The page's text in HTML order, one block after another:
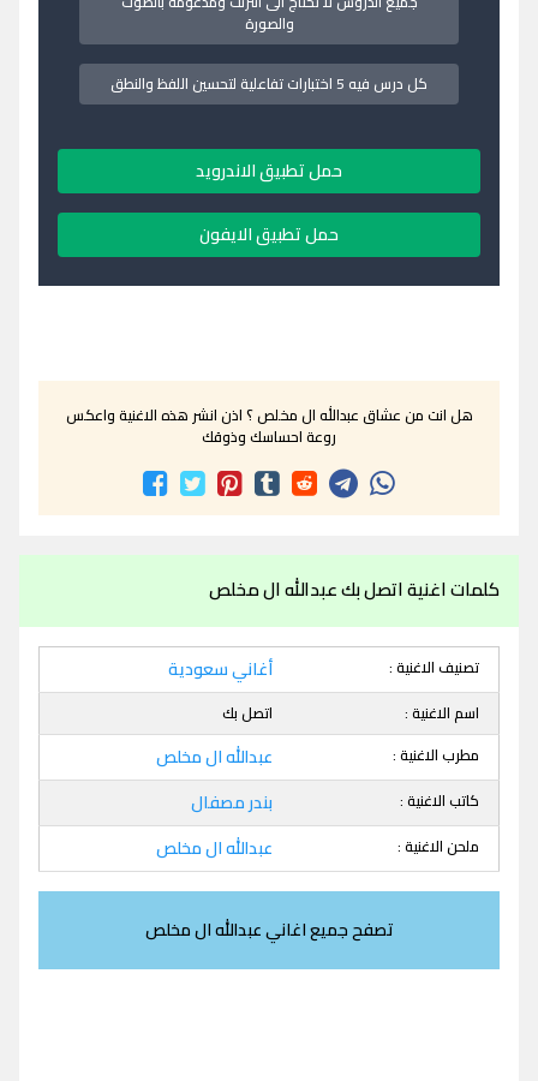
والصورة
كل درس فيه 5 اختبارات تفاعلية لتحسين اللفظ والنطق
حمل تطبيق الاندرويد
حمل تطبيق الايفون
هل انت من عشاق عبدالله ال مخلص ؟ اذن انشر هذه الاغنية واعكس
روعة احساسك وذوقك
كلمات اغنية اتصل بك عبدالله ال مخلص
تصنيف الاغنية : أغاني سعودية
اسم الاغنية :
اتصل بك
مطرب الاغنية :
عبدالله ال مخلص
كاتب الاغنية : بندر مصفال
ملحن الاغنية : عبدالله ال مخلص
تصفح جميع اغاني عبدالله ال مخلص